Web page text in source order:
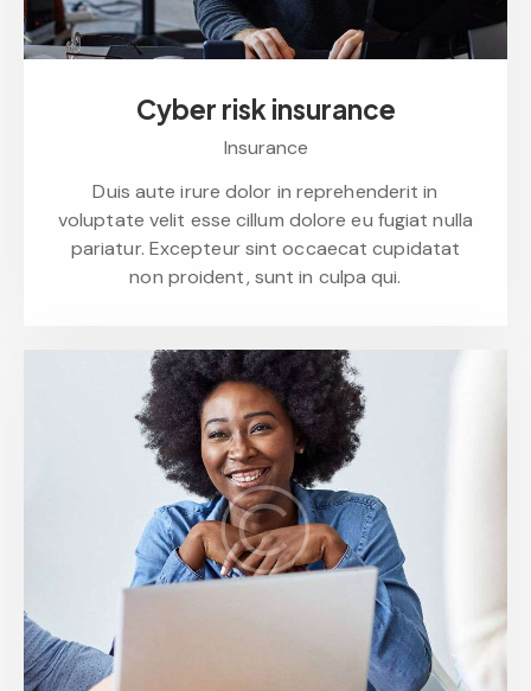
Cyber risk insurance
Insurance
Duis aute irure dolor in reprehenderit in
voluptate velit esse cillum dolore eu fugiat nulla
pariatur. Excepteur sint occaecat cupidatat
non proident, sunt in culpa qui.